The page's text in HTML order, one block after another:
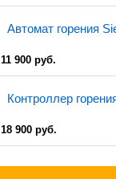
Автомат горения
11 900 руб.
Контроллер
18 900 руб.